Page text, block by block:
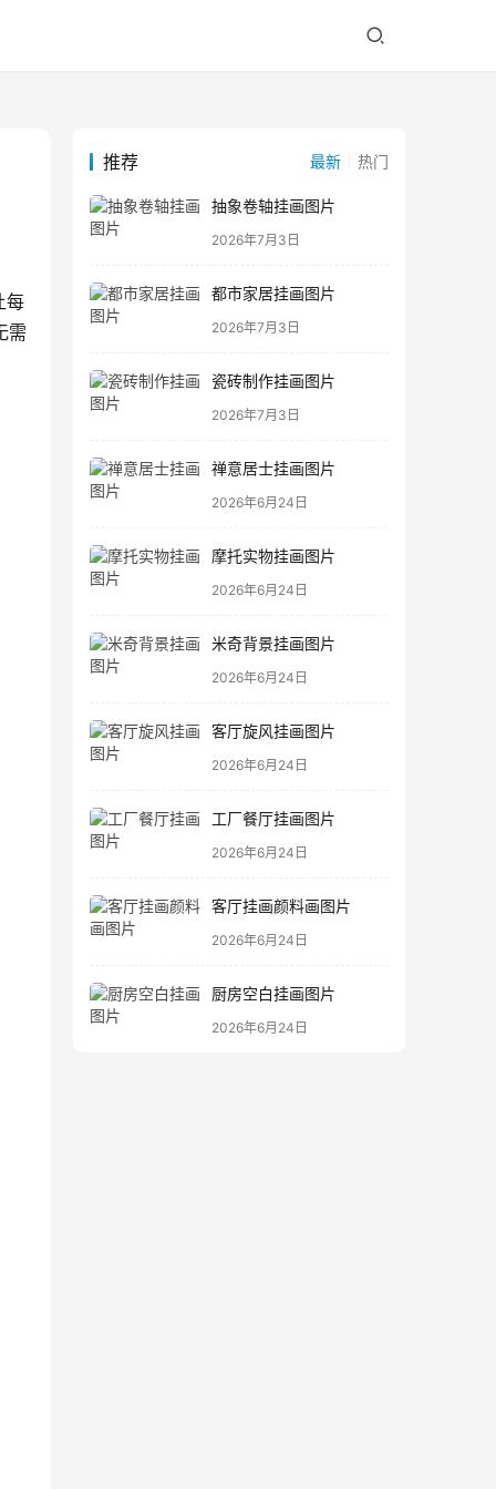
每
需
推荐 最新 热门
抽象卷轴挂画图片
2026年7月3日
都市家居挂画图片
2026年7月3日
瓷砖制作挂画图片
2026年7月3日
禅意居士挂画图片
2026年6月24日
摩托实物挂画图片
2026年6月24日
米奇背景挂画图片
2026年6月24日
客厅旋风挂画图片
2026年6月24日
工厂餐厅挂画图片
2026年6月24日
客厅挂画颜料画图片
2026年6月24日
厨房空白挂画图片
2026年6月24日